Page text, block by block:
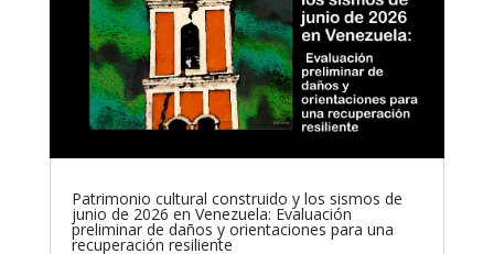
Patrimonio cultural construido y los sismos de
junio de 2026 en Venezuela: Evaluación
preliminar de daños y orientaciones para una
recuperación resiliente